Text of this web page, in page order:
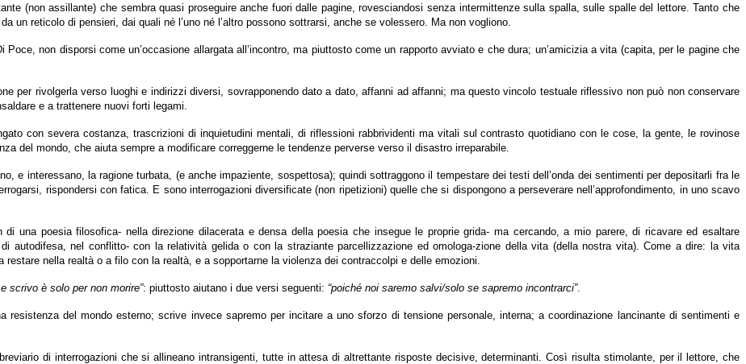
(non assillante) che sembra quasi proseguire anche fuori dalle pagine, rovesciandosi senza intermittenze sulla spalla, sulle spalle del lettore. Tanto che
un reticolo di pensieri, dai quali né l’uno né l’altro possono sottrarsi, anche se volessero. Ma non vogliono.
non disporsi come un’occasione allargata all’incontro, ma piuttosto come un rapporto avviato e che dura; un’amicizia a vita (capita, per le pagine che
per rivolgerla verso luoghi e indirizzi diversi, sovrapponendo dato a dato, affanni ad affanni; ma questo vincolo testuale riflessivo non può non conservare
e a trattenere nuovi forti legami.
con severa costanza, trascrizioni di inquietudini mentali, di riflessioni rabbrividenti ma vitali sul contrasto quotidiano con le cose, la gente, le rovinose
del mondo, che aiuta sempre a modificare correggerne le tendenze perverse verso il disastro irreparabile.
e interessano, la ragione turbata, (e anche impaziente, sospettosa); quindi sottraggono il tempestare dei testi dell’onda dei sentimenti per depositarli fra le
rispondersi con fatica. E sono interrogazioni diversificate (non ripetizioni) quelle che si dispongono a perseverare nell’approfondimento, in uno scavo
una poesia filosofica- nella direzione dilacerata e densa della poesia che insegue le proprie grida- ma cercando, a mio parere, di ricavare ed esaltare
autodifesa, nel conflitto- con la relatività gelida o con la straziante parcellizzazione ed omologa-zione della vita (della nostra vita). Come a dire: la vita
nella realtà o a filo con la realtà, e a sopportarne la violenza dei contraccolpi e delle emozioni.
scrivo è solo per non morire”: piuttosto aiutano i due versi seguenti: “poiché noi saremo salvi/solo se sapremo incontrarci”.
resistenza del mondo esterno; scrive invece sapremo per incitare a uno sforzo di tensione personale, interna; a coordinazione lancinante di sentimenti e
di interrogazioni che si allineano intransigenti, tutte in attesa di altrettante risposte decisive, determinanti. Così risulta stimolante, per il lettore, che